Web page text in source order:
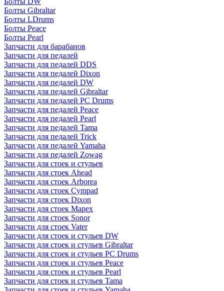
Болты Gibraltar
Болты LDrums
Болты Peace
Болты Pearl
Запчасти для барабанов
Запчасти для педалей
Запчасти для педалей DDS
Запчасти для педалей Dixon
Запчасти для педалей DW
Запчасти для педалей Gibraltar
Запчасти для педалей PC Drums
Запчасти для педалей Peace
Запчасти для педалей Pearl
Запчасти для педалей Tama
Запчасти для педалей Trick
Запчасти для педалей Yamaha
Запчасти для педалей Zowag
Запчасти для стоек и стульев
Запчасти для стоек Ahead
Запчасти для стоек Arborea
Запчасти для стоек Cympad
Запчасти для стоек Dixon
Запчасти для стоек Mapex
Запчасти для стоек Sonor
Запчасти для стоек Vater
Запчасти для стоек и стульев DW
Запчасти для стоек и стульев Gibraltar
Запчасти для стоек и стульев PC Drums
Запчасти для стоек и стульев Peace
Запчасти для стоек и стульев Pearl
Запчасти для стоек и стульев Tama